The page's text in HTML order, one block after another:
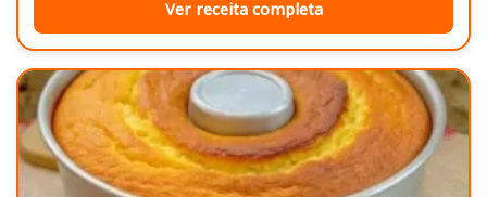
Ver receita completa